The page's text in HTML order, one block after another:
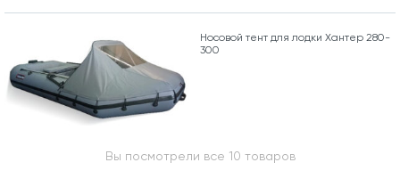
Носовой тент для лодки Хантер 280-
300
Вы посмотрели все 10 товаров